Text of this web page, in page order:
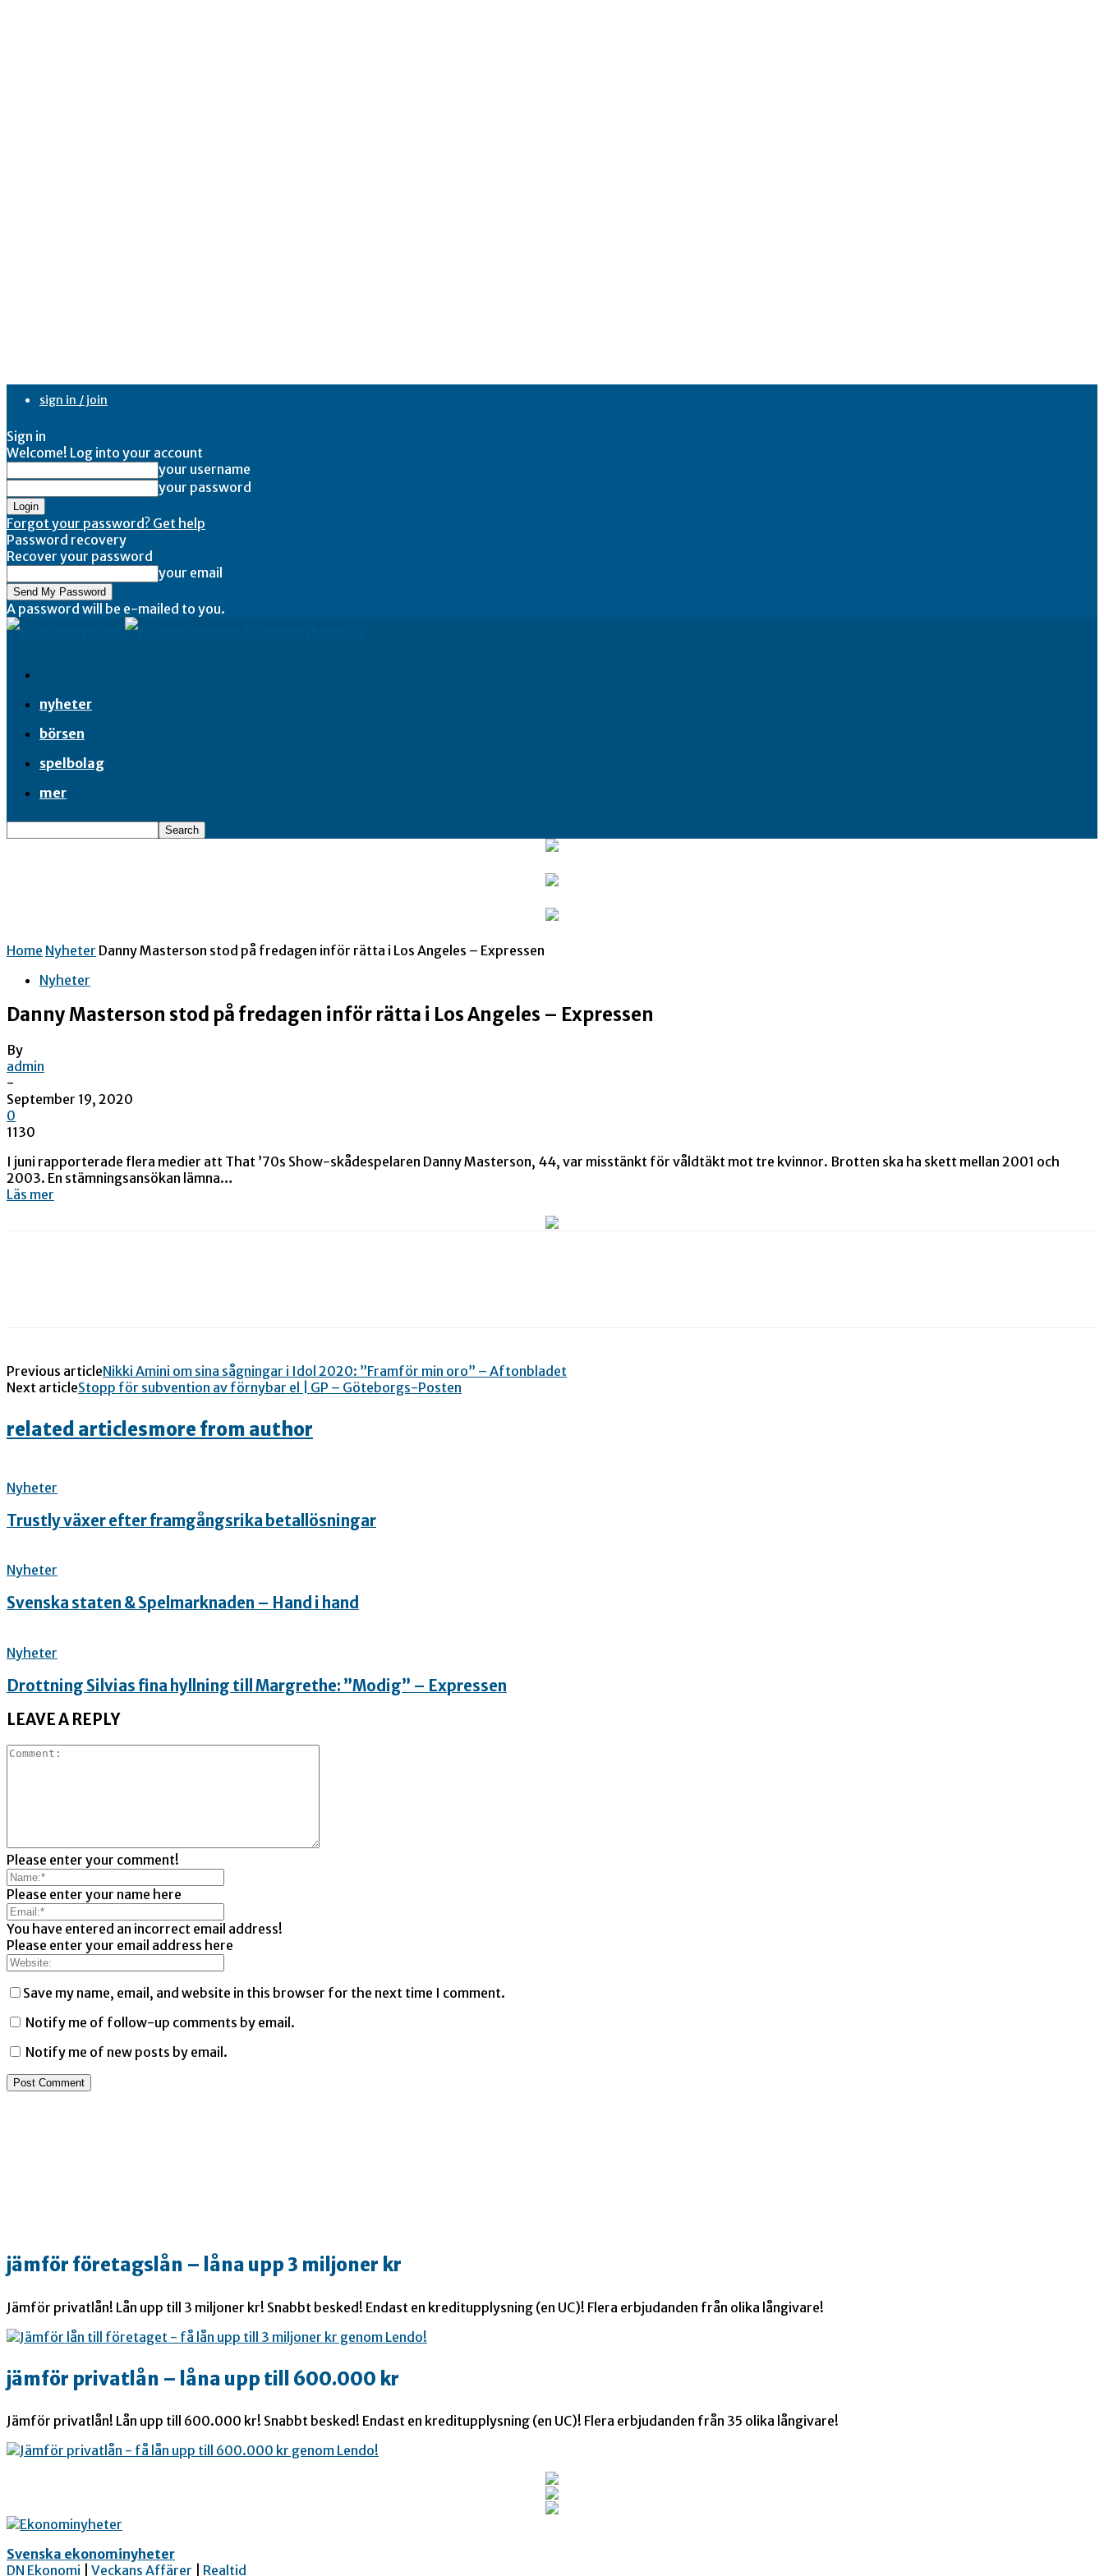
sign in / join
Sign in
Welcome! Log into your account
your username
your password
Forgot your password? Get help
Password recovery
Recover your password
your email
A password will be e-mailed to you.
nyheter
börsen
spelbolag
mer
Home Nyheter Danny Masterson stod på fredagen inför rätta i Los Angeles – Expressen
Nyheter
Danny Masterson stod på fredagen inför rätta i Los Angeles – Expressen
By
admin
-
September 19, 2020
0
1130
I juni rapporterade flera medier att That ’70s Show-skådespelaren Danny Masterson, 44, var misstänkt för våldtäkt mot tre kvinnor. Brotten ska ha skett mellan 2001 och
2003. En stämningsansökan lämna…
Läs mer
Previous articleNikki Amini om sina sågningar i Idol 2020: ”Framför min oro” – Aftonbladet
Next articleStopp för subvention av förnybar el | GP – Göteborgs-Posten
related articlesmore from author
Nyheter
Trustly växer efter framgångsrika betallösningar
Nyheter
Svenska staten & Spelmarknaden – Hand i hand
Nyheter
Drottning Silvias fina hyllning till Margrethe: ”Modig” – Expressen
LEAVE A REPLY
Please enter your comment!
Please enter your name here
You have entered an incorrect email address!
Please enter your email address here
Save my name, email, and website in this browser for the next time I comment.
Notify me of follow-up comments by email.
Notify me of new posts by email.
jämför företagslån – låna upp 3 miljoner kr
Jämför privatlån! Lån upp till 3 miljoner kr! Snabbt besked! Endast en kreditupplysning (en UC)! Flera erbjudanden från olika långivare!
jämför privatlån – låna upp till 600.000 kr
Jämför privatlån! Lån upp till 600.000 kr! Snabbt besked! Endast en kreditupplysning (en UC)! Flera erbjudanden från 35 olika långivare!
Svenska ekonominyheter
DN Ekonomi
Veckans Affärer
Realtid